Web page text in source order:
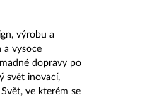
výrobu a
a vysoce
dopravy po
svět inovací,
ve kterém se